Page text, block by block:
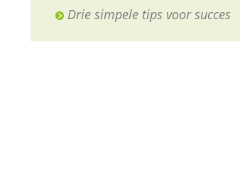
Drie simpele tips voor succes